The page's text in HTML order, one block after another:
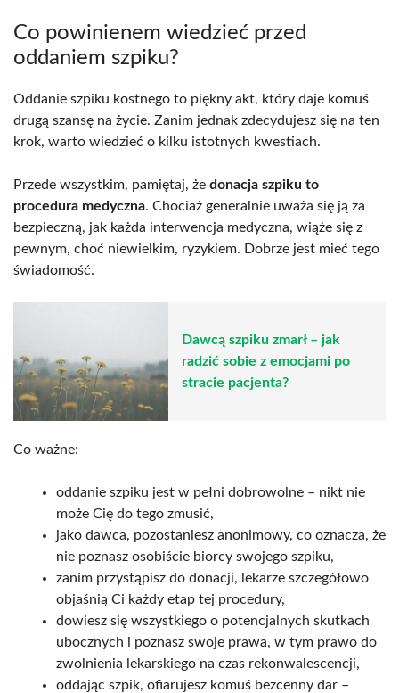
Co powinienem wiedzieć przed
oddaniem szpiku?
Oddanie szpiku kostnego to piękny akt, który daje komuś
drugą szansę na życie. Zanim jednak zdecydujesz się na ten
krok, warto wiedzieć o kilku istotnych kwestiach.
Przede wszystkim, pamiętaj, że donacja szpiku to
procedura medyczna. Chociaż generalnie uważa się ją za
bezpieczną, jak każda interwencja medyczna, wiąże się z
pewnym, choć niewielkim, ryzykiem. Dobrze jest mieć tego
świadomość.
Dawcą szpiku zmarł – jak
radzić sobie z emocjami po
stracie pacjenta?
Co ważne:
oddanie szpiku jest w pełni dobrowolne – nikt nie
może Cię do tego zmusić,
jako dawca, pozostaniesz anonimowy, co oznacza, że
nie poznasz osobiście biorcy swojego szpiku,
zanim przystąpisz do donacji, lekarze szczegółowo
objaśnią Ci każdy etap tej procedury,
dowiesz się wszystkiego o potencjalnych skutkach
ubocznych i poznasz swoje prawa, w tym prawo do
zwolnienia lekarskiego na czas rekonwalescencji,
oddając szpik, ofiarujesz komuś bezcenny dar –